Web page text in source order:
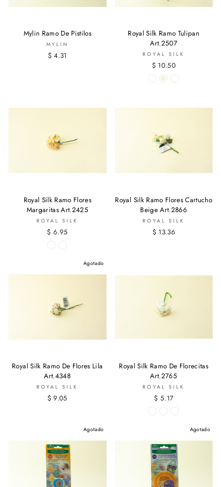
Mylin Ramo De Pistilos
MYLIN
$ 4.31
Royal Silk Ramo Tulipan
Art.2507
ROYAL SILK
$ 10.50
Royal Silk Ramo Flores
Margaritas Art.2425
ROYAL SILK
$ 6.95
Royal Silk Ramo Flores Cartucho
Beige Art.2866
ROYAL SILK
$ 13.36
Agotado
Royal Silk Ramo De Flores Lila
Art.4348
ROYAL SILK
$ 9.05
Royal Silk Ramo De Florecitas
Art.2765
ROYAL SILK
$ 5.17
Agotado Agotado